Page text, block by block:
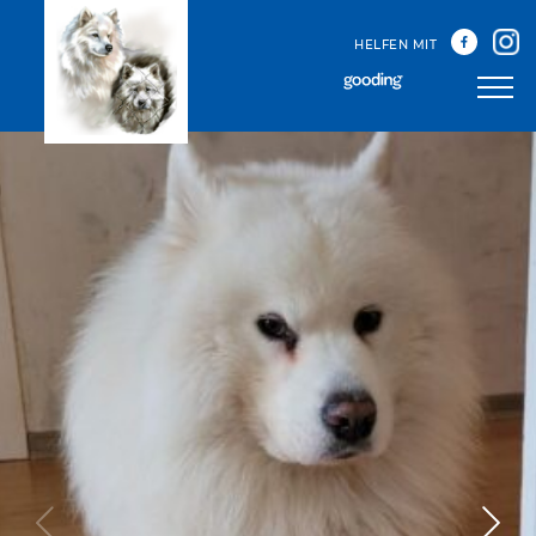
HELFEN MIT
Unsere Treffen
Happy Sammys